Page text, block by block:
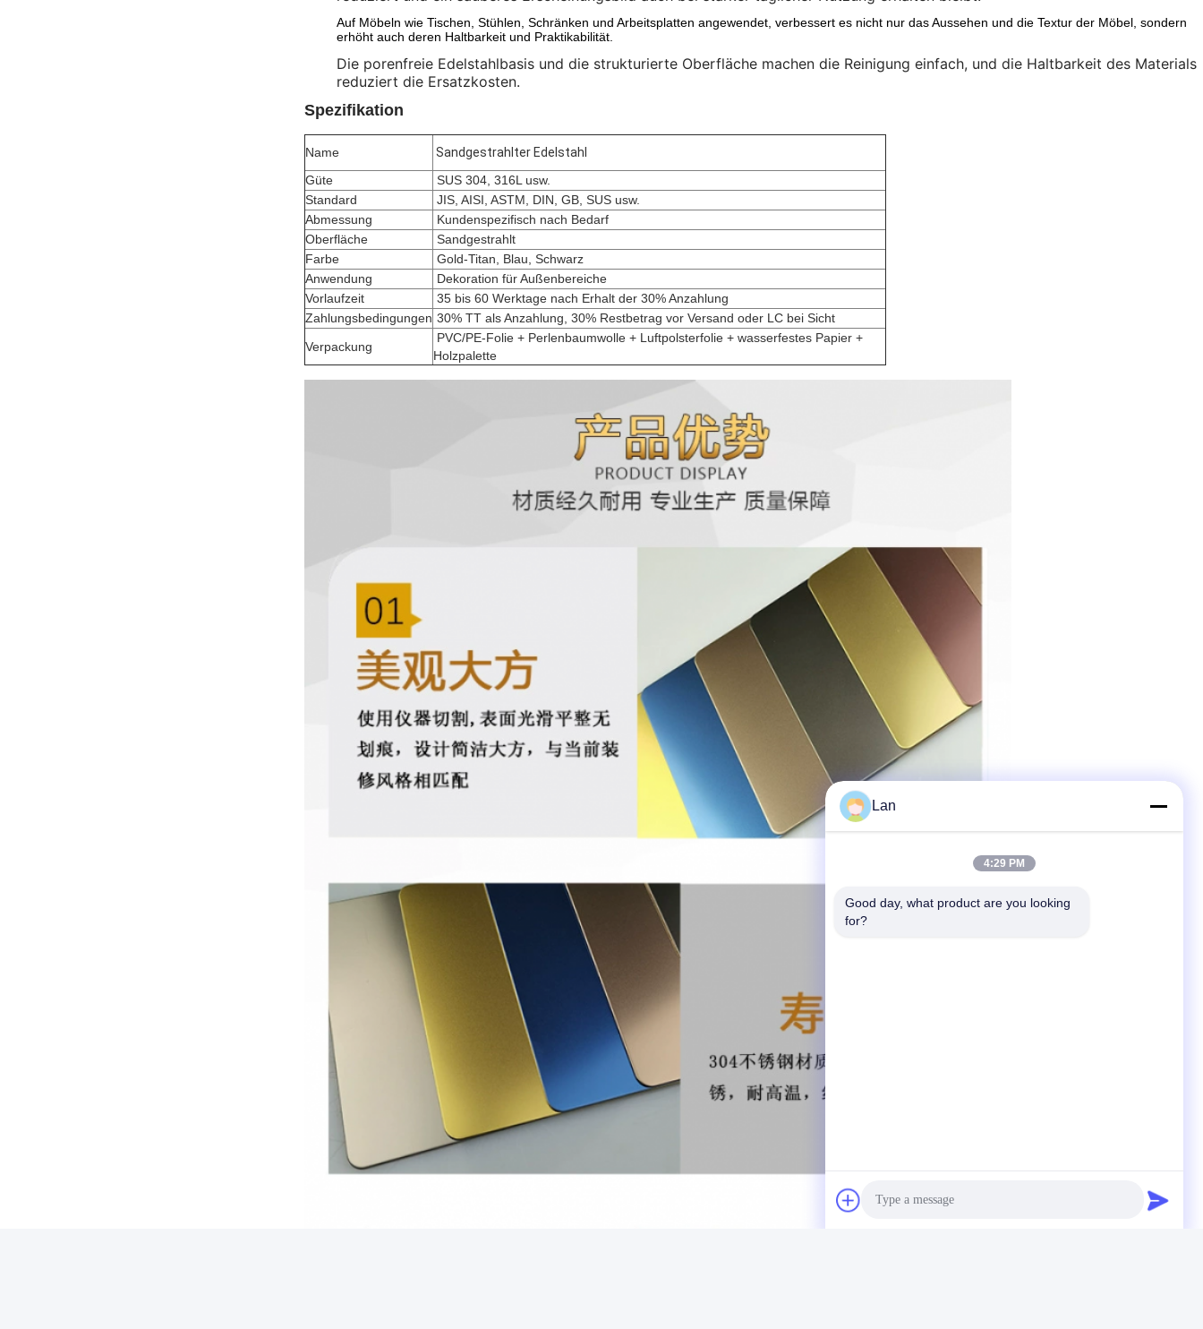
Auf Möbeln wie Tischen, Stühlen, Schränken und Arbeitsplatten angewendet, verbessert es nicht nur das Aussehen und die Textur der Möbel, sondern
erhöht auch deren Haltbarkeit und Praktikabilität.
Die porenfreie Edelstahlbasis und die strukturierte Oberfläche machen die Reinigung einfach, und die Haltbarkeit des Materials
reduziert die Ersatzkosten.
Spezifikation
Name
Sandgestrahlter Edelstahl
Güte
SUS 304, 316L usw.
Standard
JIS, AISI, ASTM, DIN, GB, SUS usw.
Abmessung
Kundenspezifisch nach Bedarf
Oberfläche
Sandgestrahlt
Farbe
Gold-Titan, Blau, Schwarz
Anwendung
Dekoration für Außenbereiche
Vorlaufzeit
35 bis 60 Werktage nach Erhalt der 30% Anzahlung
Zahlungsbedingungen 30% TT als Anzahlung, 30% Restbetrag vor Versand oder LC bei Sicht
Verpackung
PVC/PE-Folie + Perlenbaumwolle + Luftpolsterfolie + wasserfestes Papier +
Holzpalette
Lan
4:29 PM
Good day, what product are you looking
for?